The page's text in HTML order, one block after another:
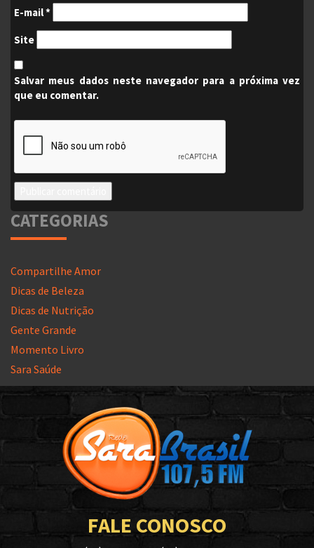
E-mail*
Site
Salvar meus dados neste navegador para a próxima vez
que eu comentar.
CATEGORIAS
Compartilhe Amor
Dicas de Beleza
Dicas de Nutrição
Gente Grande
Momento Livro
Sara Saúde
FALE CONOSCO